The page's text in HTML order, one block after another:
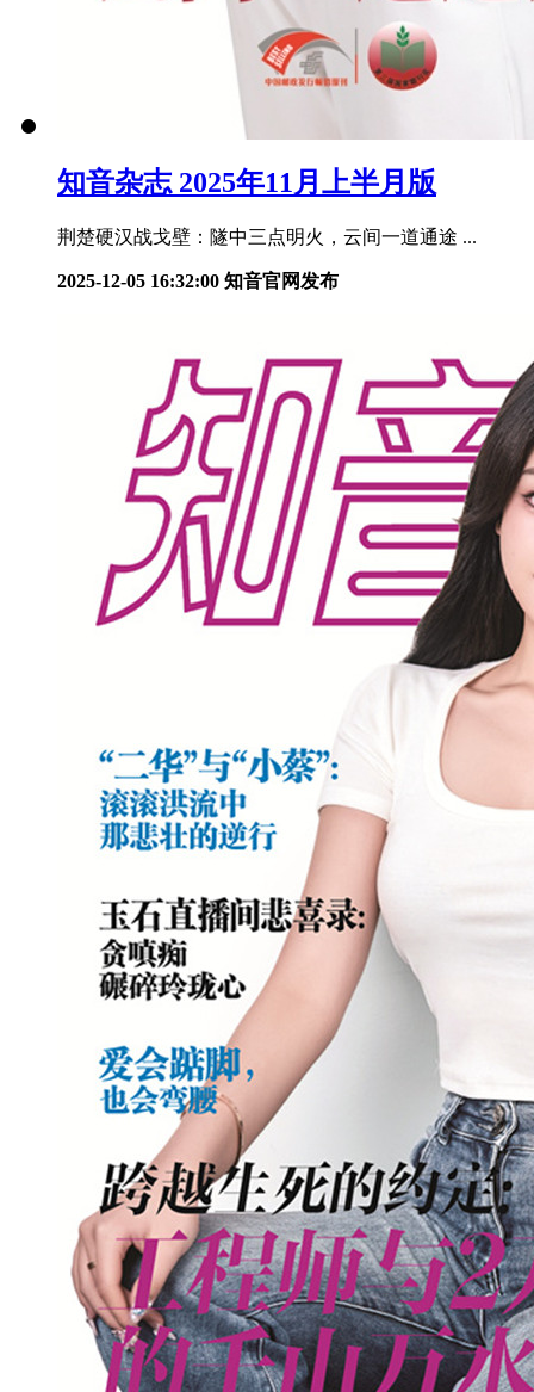
知音杂志 2025年11月上半月版
荆楚硬汉战戈壁：隧中三点明火，云间一道通途 ...
2025-12-05 16:32:00 知音官网发布